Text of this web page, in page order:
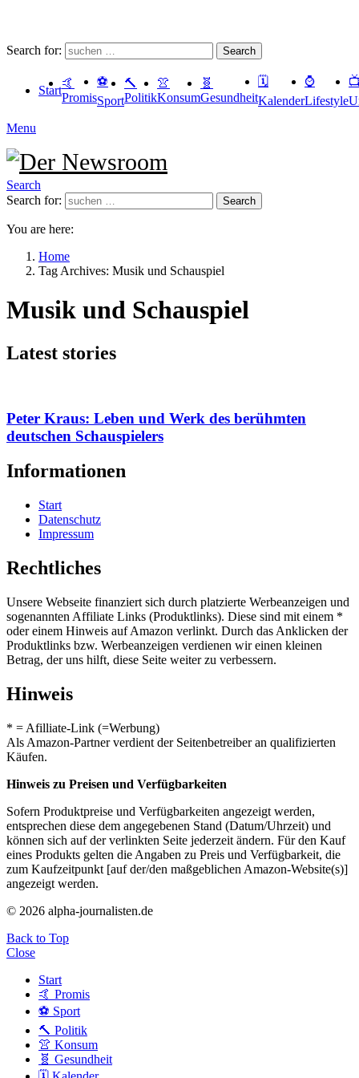
Search for: Search
Start
🤙
Promis
⚽️
Sport
🔨
Politik
👚
Konsum
🧬
Gesundheit
🗓
Kalender
⌚️
Lifestyle
Menu
Search
Search for:
Search
You are here:
Home
Tag Archives: Musik und Schauspiel
Musik und Schauspiel
Latest stories
Peter Kraus: Leben und Werk des berühmten
deutschen Schauspielers
Informationen
Start
Datenschutz
Impressum
Rechtliches
Unsere Webseite finanziert sich durch platzierte Werbeanzeigen und
sogenannten Affiliate Links (Produktlinks). Diese sind mit einem *
oder einem Hinweis auf Amazon verlinkt. Durch das Anklicken der
Produktlinks bzw. Werbeanzeigen verdienen wir einen kleinen
Betrag, der uns hilft, diese Seite weiter zu verbessern.
Hinweis
* = Afilliate-Link (=Werbung)
Als Amazon-Partner verdient der Seitenbetreiber an qualifizierten
Käufen.
Hinweis zu Preisen und Verfügbarkeiten
Sofern Produktpreise und Verfügbarkeiten angezeigt werden,
entsprechen diese dem angegebenen Stand (Datum/Uhrzeit) und
können sich auf der verlinkten Seite jederzeit ändern. Für den Kauf
eines Produkts gelten die Angaben zu Preis und Verfügbarkeit, die
zum Kaufzeitpunkt [auf der/den maßgeblichen Amazon-Website(s)]
angezeigt werden.
© 2026 alpha-journalisten.de
Back to Top
Close
Start
🤙 Promis
⚽️ Sport
🔨 Politik
👚 Konsum
🧬 Gesundheit